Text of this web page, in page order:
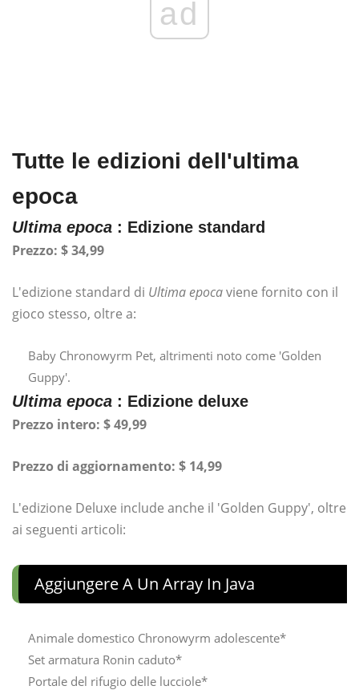
ad
Tutte le edizioni dell'ultima
epoca
Ultima epoca : Edizione standard
Prezzo: $ 34,99
L'edizione standard di Ultima epocaviene fornito con il
gioco stesso, oltre a:
Baby Chronowyrm Pet, altrimenti noto come 'Golden
Guppy'.
Ultima epoca : Edizione deluxe
Prezzo intero: $ 49,99
Prezzo di aggiornamento: $ 14,99
L'edizione Deluxe include anche il 'Golden Guppy', oltre
ai seguenti articoli:
Aggiungere A Un Array In Java
Animale domestico Chronowyrm adolescente*
Set armatura Ronin caduto*
Portale del rifugio delle lucciole*